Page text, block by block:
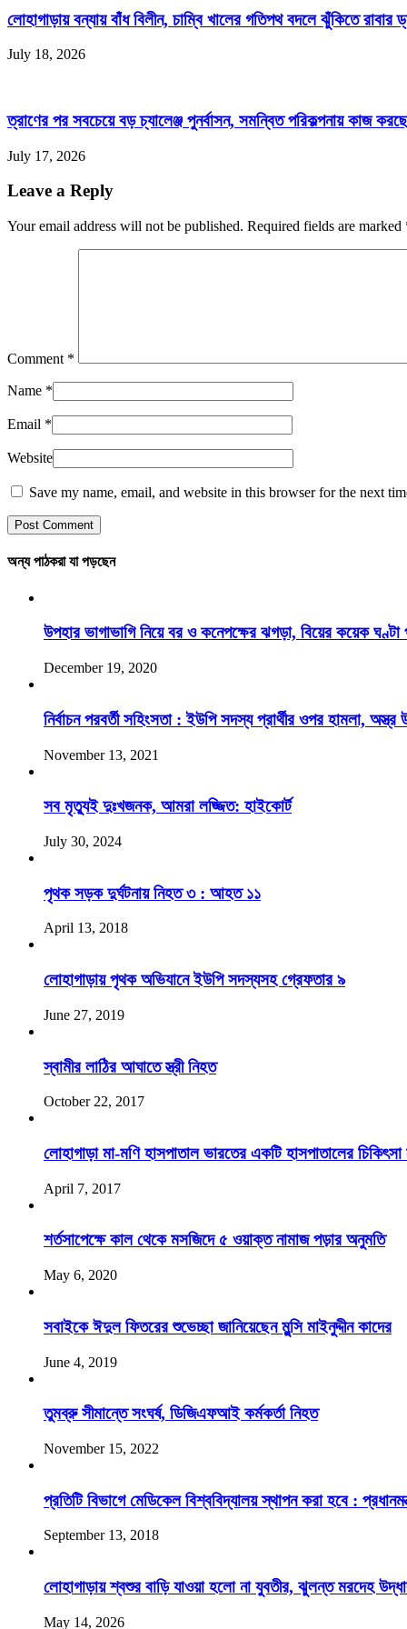
লোহাগাড়ায় বন্যায় বাঁধ বিলীন, চাম্বি খালের গতিপথ বদলে ঝুঁকিতে রাবার
July 18, 2026
ত্রাণের পর সবচেয়ে বড় চ্যালেঞ্জ পুনর্বাসন, সমন্বিত পরিকল্পনায় কাজ
July 17, 2026
Leave a Reply
Your email address will not be published. Required fields are marked
Comment *
Name *
Email *
Website
Save my name, email, and website in this browser for the next
অন্য পাঠকরা যা পড়ছেন
উপহার ভাগাভাগি নিয়ে বর ও কনেপক্ষের ঝগড়া, বিয়ের কয়েক ঘণ্টা
December 19, 2020
নির্বাচন পরবর্তী সহিংসতা : ইউপি সদস্য প্রার্থীর ওপর হামলা, অস্ত্র
November 13, 2021
সব মৃত্যুই দুঃখজনক, আমরা লজ্জিত: হাইকোর্ট
July 30, 2024
পৃথক সড়ক দুর্ঘটনায় নিহত ৩ : আহত ১১
April 13, 2018
লোহাগাড়ায় পৃথক অভিযানে ইউপি সদস্যসহ গ্রেফতার ৯
June 27, 2019
স্বামীর লাঠির আঘাতে স্ত্রী নিহত
October 22, 2017
লোহাগাড়া মা-মণি হাসপাতাল ভারতের একটি হাসপাতালের
April 7, 2017
শর্তসাপেক্ষে কাল থেকে মসজিদে ৫ ওয়াক্ত নামাজ পড়ার অনুমতি
May 6, 2020
সবাইকে ঈদুল ফিতরের শুভেচ্ছা জানিয়েছেন মুন্সি মাইনুদ্দীন কাদের
June 4, 2019
তুমব্রু সীমান্তে সংঘর্ষ, ডিজিএফআই কর্মকর্তা নিহত
November 15, 2022
প্রতিটি ‍বিভাগে মেডিকেল বিশ্ববিদ্যালয় স্থাপন করা হবে :
September 13, 2018
লোহাগাড়ায় শ্বশুর বাড়ি যাওয়া হলো না যুবতীর, ঝুলন্ত মরদেহ
May 14, 2026